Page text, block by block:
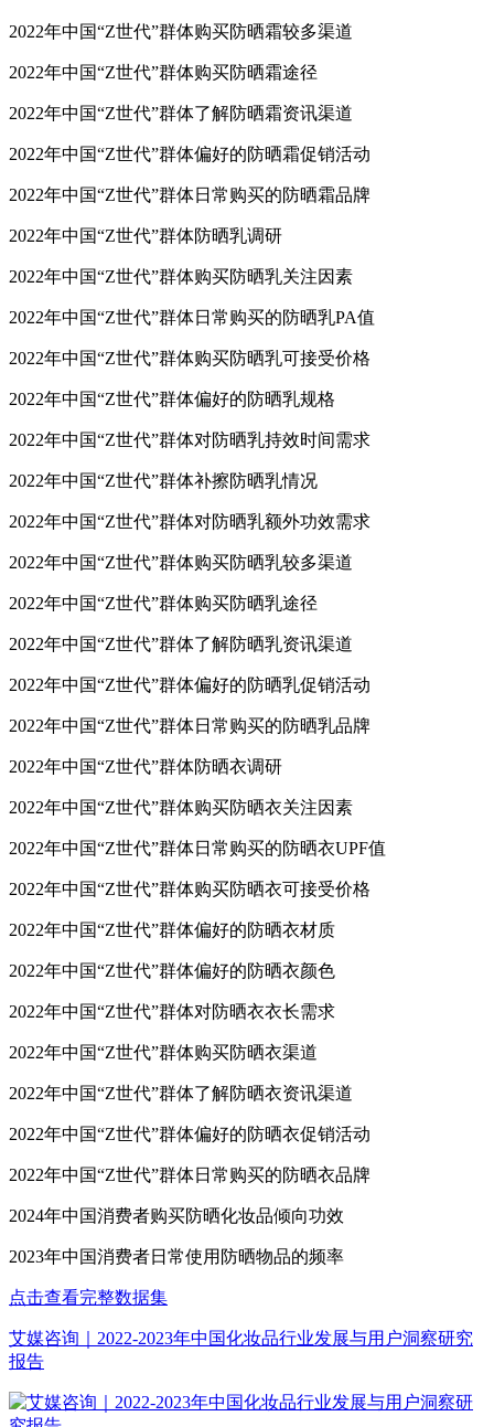
2022年中国“Z世代”群体购买防晒霜较多渠道
2022年中国“Z世代”群体购买防晒霜途径
2022年中国“Z世代”群体了解防晒霜资讯渠道
2022年中国“Z世代”群体偏好的防晒霜促销活动
2022年中国“Z世代”群体日常购买的防晒霜品牌
2022年中国“Z世代”群体防晒乳调研
2022年中国“Z世代”群体购买防晒乳关注因素
2022年中国“Z世代”群体日常购买的防晒乳PA值
2022年中国“Z世代”群体购买防晒乳可接受价格
2022年中国“Z世代”群体偏好的防晒乳规格
2022年中国“Z世代”群体对防晒乳持效时间需求
2022年中国“Z世代”群体补擦防晒乳情况
2022年中国“Z世代”群体对防晒乳额外功效需求
2022年中国“Z世代”群体购买防晒乳较多渠道
2022年中国“Z世代”群体购买防晒乳途径
2022年中国“Z世代”群体了解防晒乳资讯渠道
2022年中国“Z世代”群体偏好的防晒乳促销活动
2022年中国“Z世代”群体日常购买的防晒乳品牌
2022年中国“Z世代”群体防晒衣调研
2022年中国“Z世代”群体购买防晒衣关注因素
2022年中国“Z世代”群体日常购买的防晒衣UPF值
2022年中国“Z世代”群体购买防晒衣可接受价格
2022年中国“Z世代”群体偏好的防晒衣材质
2022年中国“Z世代”群体偏好的防晒衣颜色
2022年中国“Z世代”群体对防晒衣衣长需求
2022年中国“Z世代”群体购买防晒衣渠道
2022年中国“Z世代”群体了解防晒衣资讯渠道
2022年中国“Z世代”群体偏好的防晒衣促销活动
2022年中国“Z世代”群体日常购买的防晒衣品牌
2024年中国消费者购买防晒化妆品倾向功效
2023年中国消费者日常使用防晒物品的频率
点击查看完整数据集
艾媒咨询｜2022-2023年中国化妆品行业发展与用户洞察研究
报告